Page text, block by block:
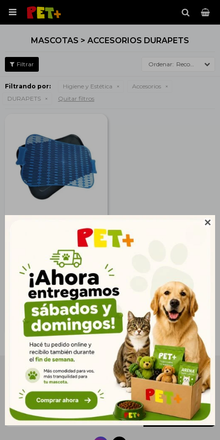


MASCOTAS > ACCESORIOS DURAPETS
Recomendados
Filtrando por: Higiene y Estética
Accesorios
DURAPETS
Quitar filtros
Durapets Sanidog
919
$ 664
$ 744
NEWSLETTER
¡Suscribite y recibí todas nuestras novedades!
SUSCRIBIRME